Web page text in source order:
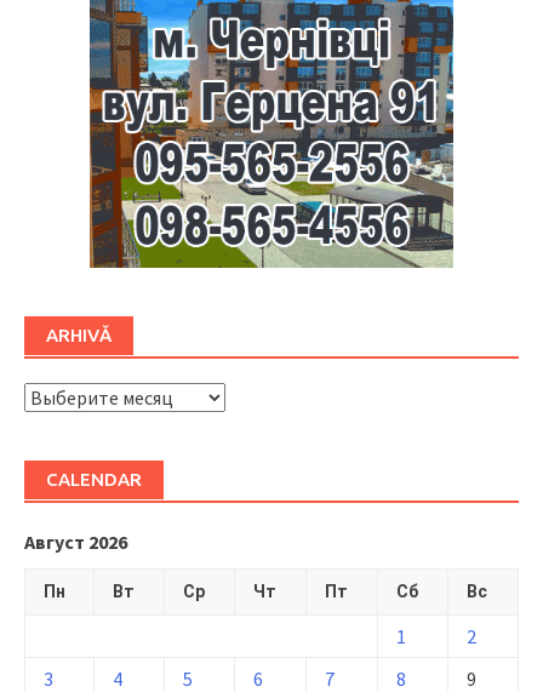
ARHIVĂ
ARHIVĂ
CALENDAR
Август 2026
Пн Вт Ср Чт Пт Сб Вс
1
2
3
4 5 6 7 8
9